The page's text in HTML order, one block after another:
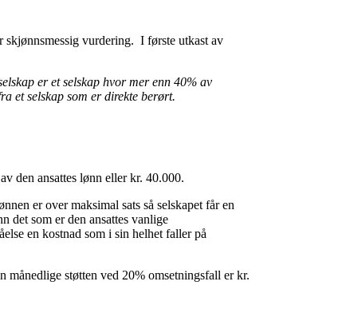
skjønnsmessig vurdering. I første utkast av
er et selskap hvor mer enn 40% av
et selskap som er direkte berørt.
den ansattes lønn eller kr. 40.000.
er over maksimal sats så selskapet får en
det som er den ansattes vanlige
en kostnad som i sin helhet faller på
månedlige støtten ved 20% omsetningsfall er kr.